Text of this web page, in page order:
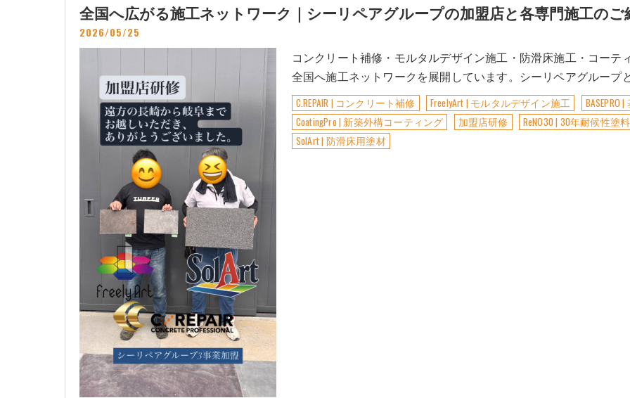
全国へ広がる施工ネットワーク｜シーリペアグループの加盟店と各専門施工のご
2026/05/25
コンクリート補修・モルタルデザイン施工・防滑床施工・コー
全国へ施工ネットワークを展開しています。シーリペアグループ
C.REPAIR | コンクリート補修 FreelyArt | モルタルデザイン施工
CoatingPro | 新築外構コーティング
加盟店研修
ReNO30 | 30年耐候性塗料
SolArt | 防滑床用塗材